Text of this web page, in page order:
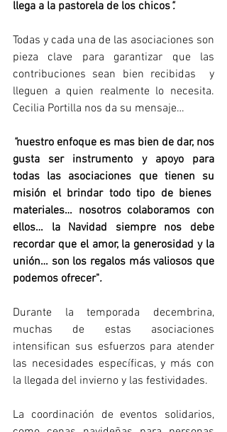
llega a la pastorela de los chicos".
Todas y cada una de las asociaciones son
pieza clave para garantizar que las
contribuciones sean bien recibidas  y
lleguen a quien realmente lo necesita.
Cecilia Portilla nos da su mensaje…
"nuestro enfoque es mas bien de dar, nos
gusta ser instrumento y apoyo para
todas las asociaciones que tienen su
misión el brindar todo tipo de bienes
materiales… nosotros colaboramos con
ellos… la Navidad siempre nos debe
recordar que el amor, la generosidad y la
unión… son los regalos más valiosos que
podemos ofrecer".
Durante la temporada decembrina,
muchas de estas asociaciones
intensifican sus esfuerzos para atender
las necesidades específicas, y más con
la llegada del invierno y las festividades.
La coordinación de eventos solidarios,